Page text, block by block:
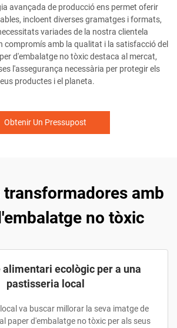
avançada de producció ens permet oferir
incloent diverses gramatges i formats,
variades de la nostra clientela
compromís amb la qualitat i la satisfacció del
d'embalatge no tòxic destaca al mercat,
l'assegurança necessària per protegir els
productes i el planeta.
Obtenir Un Pressupost
amb
no tòxic
alimentari ecològic per a una
pastisseria local
va buscar millorar la seva imatge de
paper d'embalatge no tòxic per als seus